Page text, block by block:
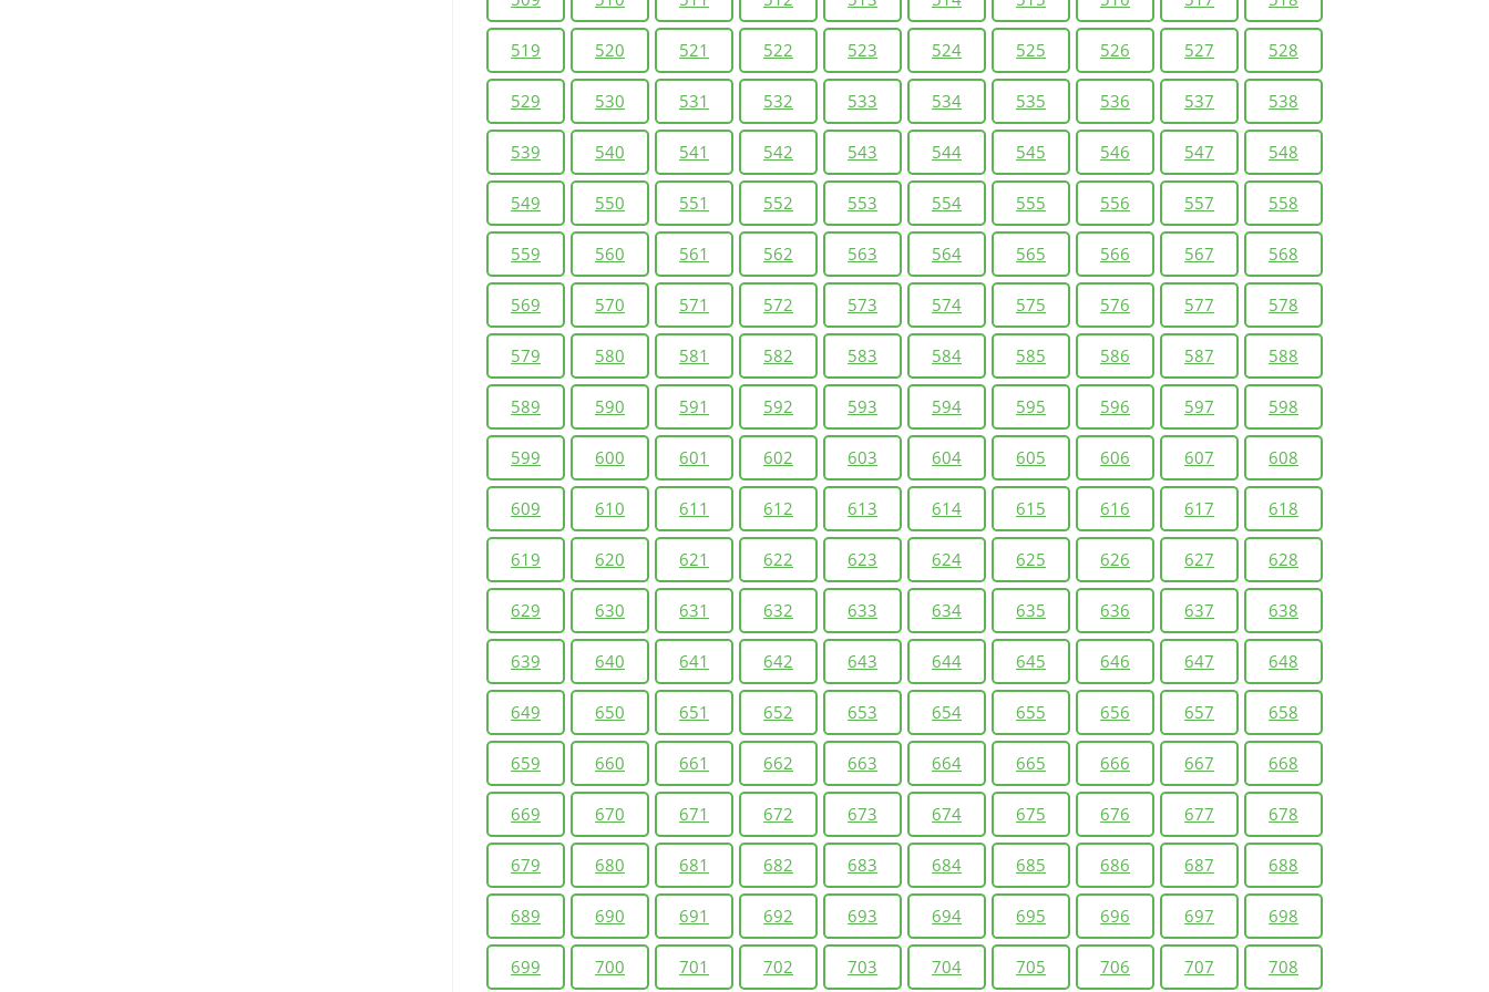
519 520 521 522 523 524 525 526 527 528
529 530 531 532 533 534 535 536 537 538
539 540 541 542 543 544 545 546 547 548
549 550 551 552 553 554 555 556 557 558
559 560 561 562 563 564 565 566 567 568
569 570 571 572 573 574 575 576 577 578
579 580 581 582 583 584 585 586 587 588
589 590 591 592 593 594 595 596 597 598
599 600 601 602 603 604 605 606 607 608
609 610 611 612 613 614 615 616 617 618
619 620 621 622 623 624 625 626 627 628
629 630 631 632 633 634 635 636 637 638
639 640 641 642 643 644 645 646 647 648
649 650 651 652 653 654 655 656 657 658
659 660 661 662 663 664 665 666 667 668
669 670 671 672 673 674 675 676 677 678
679 680 681 682 683 684 685 686 687 688
689 690 691 692 693 694 695 696 697 698
699 700 701 702 703 704 705 706 707 708